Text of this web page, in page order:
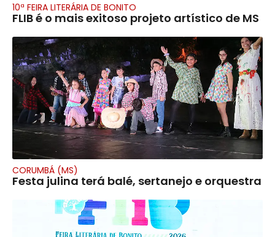
10ª FEIRA LITERÁRIA DE BONITO
FLIB é o mais exitoso projeto artístico de MS
CORUMBÁ (MS)
Festa julina terá balé, sertanejo e orquestra